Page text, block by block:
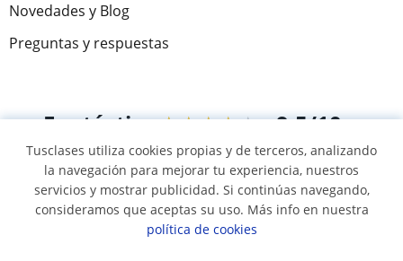
Novedades y Blog
Preguntas y respuestas
Fantástica★★★★★ 9,5/10
305915 opiniones de alumnos
© 2007 - 2026 Tusclases.com.uy
Tusclases utiliza cookies propias y de terceros, analizando
la navegación para mejorar tu experiencia, nuestros
servicios y mostrar publicidad. Si continúas navegando,
consideramos que aceptas su uso. Más info en nuestra
política de cookies